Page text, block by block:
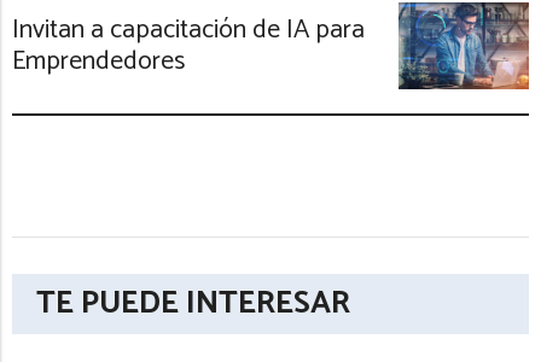
Invitan a capacitación de IA para
Emprendedores
TE PUEDE INTERESAR